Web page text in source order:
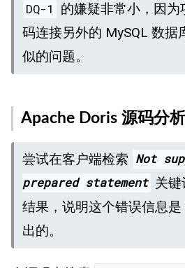
DQ-1
的嫌疑非常小，因
码连接另外的 MySQL 数据
似的问题。
Apache Doris 源码分
尝试在客户端检索 Not
prepared statement 关
结果，说明这个错误信息是
出的。